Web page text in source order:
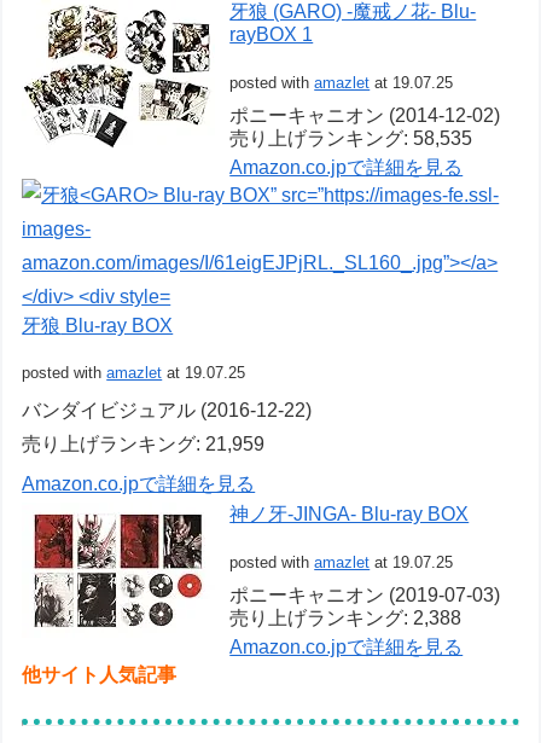
牙狼 (GARO) -魔戒ノ花- Blu-
rayBOX 1
posted withamazlet at 19.07.25
ポニーキャニオン (2014-12-02)
売り上げランキング: 58,535
Amazon.co.jpで詳細を見る
牙狼 Blu-ray BOX
posted withamazlet at 19.07.25
バンダイビジュアル (2016-12-22)
売り上げランキング: 21,959
Amazon.co.jpで詳細を見る
神ノ牙-JINGA- Blu-ray BOX
posted withamazlet at 19.07.25
ポニーキャニオン (2019-07-03)
売り上げランキング: 2,388
Amazon.co.jpで詳細を見る
他サイト人気記事